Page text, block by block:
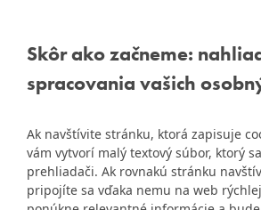
Skôr ako začneme:
spracovania vašich
Ak navštívite stránku, ktorá zapisuje
vám vytvorí malý textový súbor, ktorý
prehliadači. Ak rovnakú stránku
pripojíte sa vďaka nemu na web
Staršie informácie a dokumenty
starej stránke Dúbravky
Naša mestská časť získala 3.
miesto v súťažiZlatyErb.sk
o
IČ